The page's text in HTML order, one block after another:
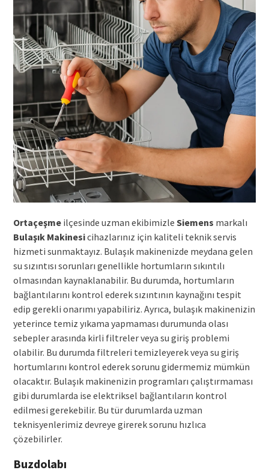
Ortaçeşmeilçesinde uzman ekibimizle Siemens markalı
Bulaşık Makinesicihazlarınız için kaliteli teknik servis
hizmeti sunmaktayız. Bulaşık makinenizde meydana gelen
su sızıntısı sorunları genellikle hortumların sıkıntılı
olmasından kaynaklanabilir. Bu durumda, hortumların
bağlantılarını kontrol ederek sızıntının kaynağını tespit
edip gerekli onarımı yapabiliriz. Ayrıca, bulaşık makinenizin
yeterince temiz yıkama yapmaması durumunda olası
sebepler arasında kirli filtreler veya su giriş problemi
olabilir. Bu durumda filtreleri temizleyerek veya su giriş
hortumlarını kontrol ederek sorunu gidermemiz mümkün
olacaktır. Bulaşık makinenizin programları çalıştırmaması
gibi durumlarda ise elektriksel bağlantıların kontrol
edilmesi gerekebilir. Bu tür durumlarda uzman
teknisyenlerimiz devreye girerek sorunu hızlıca
çözebilirler.
Buzdolabı